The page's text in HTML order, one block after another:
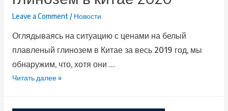
Leave a Comment / Новости
Оглядываясь на ситуацию с ценами на белый
плавленый глинозем в Китае за весь 2019 год, мы
обнаружим, что, хотя они …
Читать далее »